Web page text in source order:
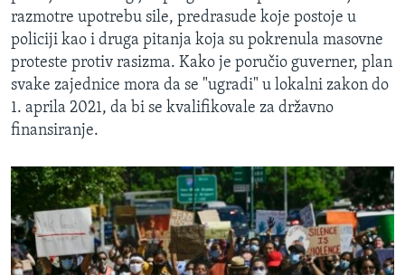
razmotre upotrebu sile, predrasude koje postoje u
policiji kao i druga pitanja koja su pokrenula masovne
proteste protiv rasizma. Kako je poručio guverner, plan
svake zajednice mora da se "ugradi" u lokalni zakon do
1. aprila 2021, da bi se kvalifikovale za državno
finansiranje.